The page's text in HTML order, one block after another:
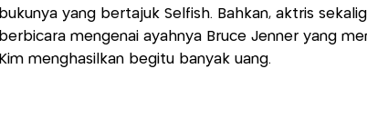
bukunya yang bertajuk Selfish. Bahkan, aktris
berbicara mengenai ayahnya Bruce Jenner yang
Kim menghasilkan begitu banyak uang.